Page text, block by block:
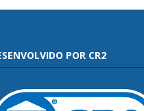
POR CR2